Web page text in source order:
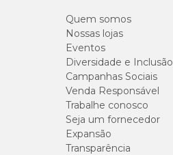
Quem somos
Nossas lojas
Eventos
Diversidade e Inclusão
Campanhas Sociais
Venda Responsável
Trabalhe conosco
Seja um fornecedor
Expansão
Transparência